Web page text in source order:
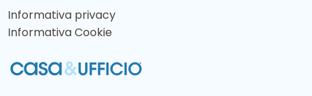
Informativa privacy
Informativa Cookie